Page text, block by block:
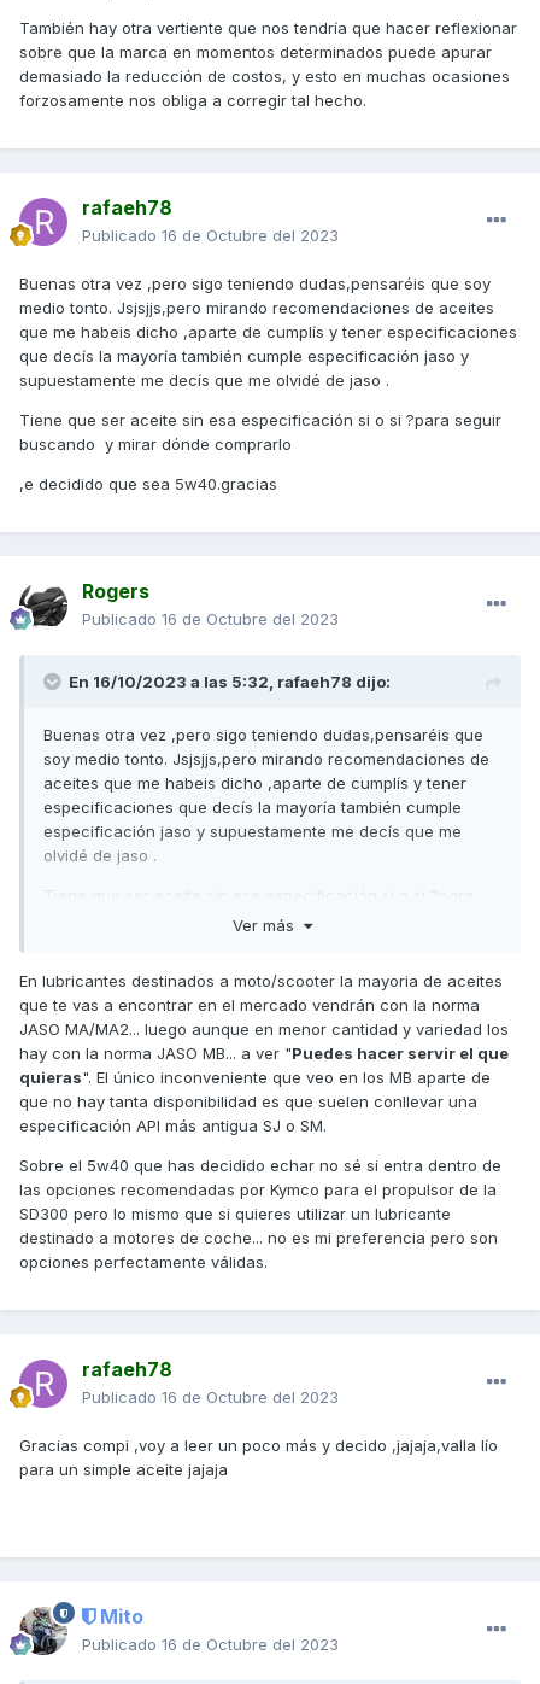
También hay otra vertiente que nos tendría que hacer reflexionar
sobre que la marca en momentos determinados puede apurar
demasiado la reducción de costos, y esto en muchas ocasiones
forzosamente nos obliga a corregir tal hecho.
rafaeh78
Publicado 16 de Octubre del 2023
Buenas otra vez ,pero sigo teniendo dudas,pensaréis que soy
medio tonto. Jsjsjjs,pero mirando recomendaciones de aceites
que me habeis dicho ,aparte de cumplís y tener especificaciones
que decís la mayoría también cumple especificación jaso y
supuestamente me decís que me olvidé de jaso .
Tiene que ser aceite sin esa especificación si o si ?para seguir
buscando y mirar dónde comprarlo
,e decidido que sea 5w40.gracias
Rogers
Publicado 16 de Octubre del 2023
En 16/10/2023 a las 5:32, rafaeh78 dijo:
Buenas otra vez ,pero sigo teniendo dudas,pensaréis que
soy medio tonto. Jsjsjjs,pero mirando recomendaciones de
aceites que me habeis dicho ,aparte de cumplís y tener
especificaciones que decís la mayoría también cumple
especificación jaso y supuestamente me decís que me
olvidé de jaso .
Tiene que ser aceite sin esa especificación si o si ?para
seguir buscando y mirar dónde comprarlo
Ver más
En lubricantes destinados a moto/scooter la mayoria de aceites
que te vas a encontrar en el mercado vendrán con la norma
JASO MA/MA2... luego aunque en menor cantidad y variedad los
hay con la norma JASO MB... a ver "Puedes hacer servir el que
quieras". El único inconveniente que veo en los MB aparte de
que no hay tanta disponibilidad es que suelen conllevar una
especificación API más antigua SJ o SM.
Sobre el 5w40 que has decidido echar no sé si entra dentro de
las opciones recomendadas por Kymco para el propulsor de la
SD300 pero lo mismo que si quieres utilizar un lubricante
destinado a motores de coche... no es mi preferencia pero son
opciones perfectamente válidas.
rafaeh78
Publicado 16 de Octubre del 2023
Gracias compi ,voy a leer un poco más y decido ,jajaja,valla lío
para un simple aceite jajaja
Mito
Publicado 16 de Octubre del 2023